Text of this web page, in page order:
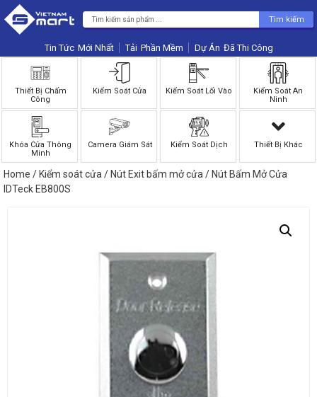
Tìm kiếm
Tin Tức Phần Mềm Dự Án
Thiết Bị Chấm
Công
Kiểm Soát Cửa Kiểm Soát Lối Vào
Kiểm Soát An
Ninh
Khóa Cửa Thông
Minh
Camera Giám Sát Kiểm Soát Dịch Thiết Bị Khác
Home /Kiểm soát cửa /Nút Exit bấm mở cửa / Nút Bấm Mở Cửa
IDTeck EB800S